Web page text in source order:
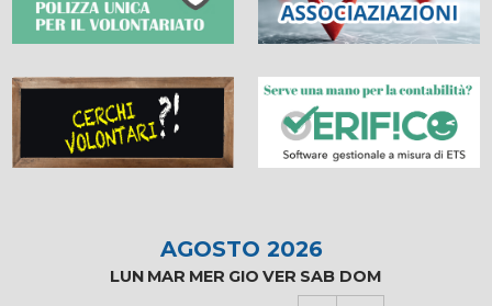
AGOSTO 2026
LUN MAR MER GIO VER SAB DOM